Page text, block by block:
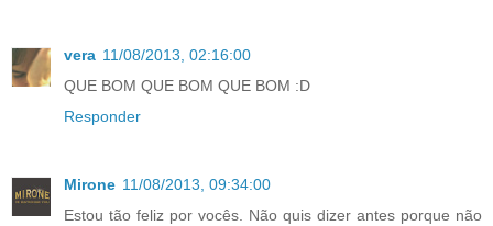
vera 11/08/2013, 02:16:00
QUE BOM QUE BOM QUE BOM :D
Responder
Mirone 11/08/2013, 09:34:00
Estou tão feliz por vocês. Não quis dizer antes porque não